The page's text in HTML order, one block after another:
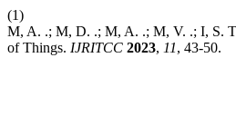
(1)
M, A. .; M, D. .; M, A. .; M, V. .; I, S.
of Things. IJRITCC 2023, 11, 43-50.